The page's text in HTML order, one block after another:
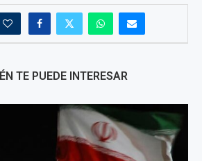
TE PUEDE INTERESAR